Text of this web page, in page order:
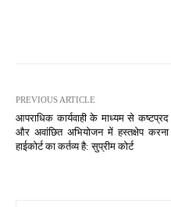
PREVIOUS ARTICLE
आपराधिक कार्यवाही के माध्यम से कष्टप्रद
और अवांछित अभियोजन में हस्तक्षेप करना
हाईकोर्ट का कर्तव्य है: सुप्रीम कोर्ट